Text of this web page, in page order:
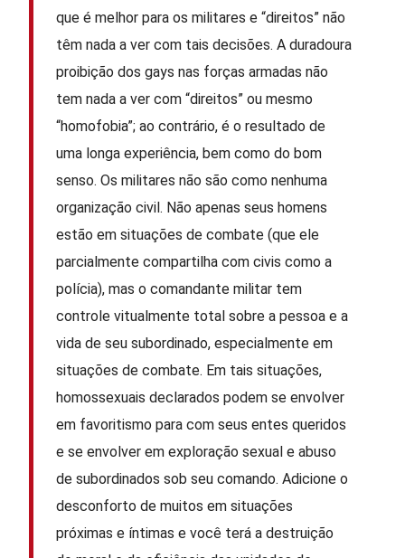
que é melhor para os militares e “direitos” não
têm nada a ver com tais decisões. A duradoura
proibição dos gays nas forças armadas não
tem nada a ver com “direitos” ou mesmo
“homofobia”; ao contrário, é o resultado de
uma longa experiência, bem como do bom
senso. Os militares não são como nenhuma
organização civil. Não apenas seus homens
estão em situações de combate (que ele
parcialmente compartilha com civis como a
polícia), mas o comandante militar tem
controle vitualmente total sobre a pessoa e a
vida de seu subordinado, especialmente em
situações de combate. Em tais situações,
homossexuais declarados podem se envolver
em favoritismo para com seus entes queridos
e se envolver em exploração sexual e abuso
de subordinados sob seu comando. Adicione o
desconforto de muitos em situações
próximas e íntimas e você terá a destruição